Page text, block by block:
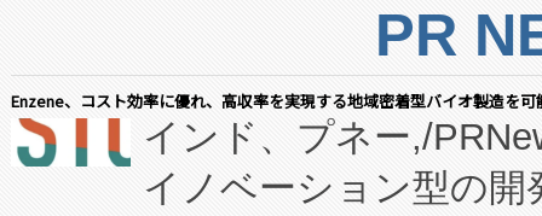
PR
Enzene、コスト効率に優れ、高収率を実現する地域密着型バイオ製造を
インド、プネー,/
イノベーション型の